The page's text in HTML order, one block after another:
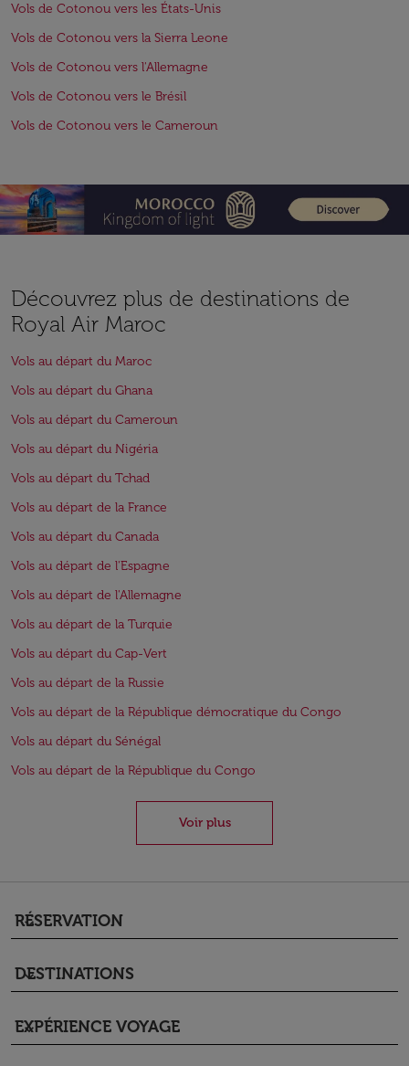
Vols de Cotonou vers les États-Unis
Vols de Cotonou vers la Sierra Leone
Vols de Cotonou vers l'Allemagne
Vols de Cotonou vers le Brésil
Vols de Cotonou vers le Cameroun
Découvrez plus de destinations de
Royal Air Maroc
Vols au départ du Maroc
Vols au départ du Ghana
Vols au départ du Cameroun
Vols au départ du Nigéria
Vols au départ du Tchad
Vols au départ de la France
Vols au départ du Canada
Vols au départ de l'Espagne
Vols au départ de l'Allemagne
Vols au départ de la Turquie
Vols au départ du Cap-Vert
Vols au départ de la Russie
Vols au départ de la République démocratique du Congo
Vols au départ du Sénégal
Vols au départ de la République du Congo
Voir plus
RÉSERVATION
keyboard_arrow_down
DESTINATIONS
keyboard_arrow_down
EXPÉRIENCE VOYAGE
keyboard_arrow_down